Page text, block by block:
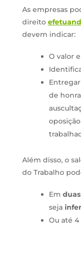
As empresas
direito
devem indicar:
O valor
de
Além disso, o
do Trabalho
Em
seja
Ou até 4